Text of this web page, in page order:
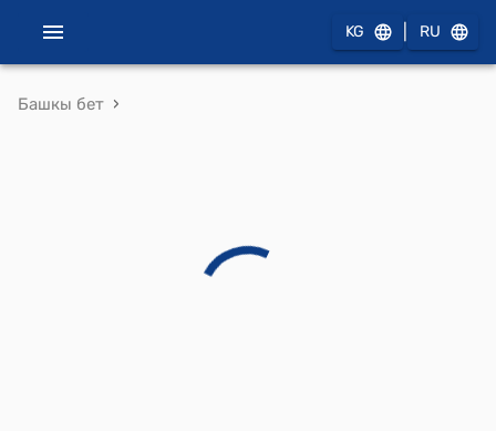
KG RU
Башкы бет ›